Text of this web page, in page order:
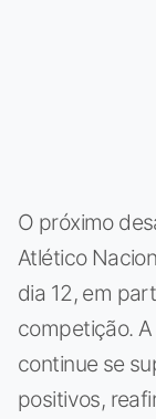
O próximo
Atlético
dia 12, em
competição.
continue se
positivos,